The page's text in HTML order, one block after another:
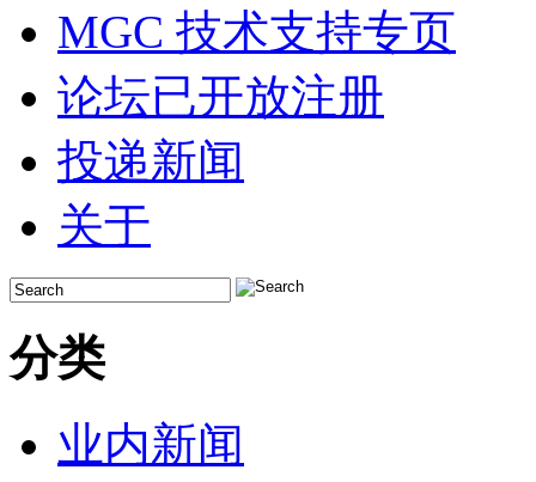
MGC 技术支持专页
论坛已开放注册
投递新闻
关于
分类
业内新闻